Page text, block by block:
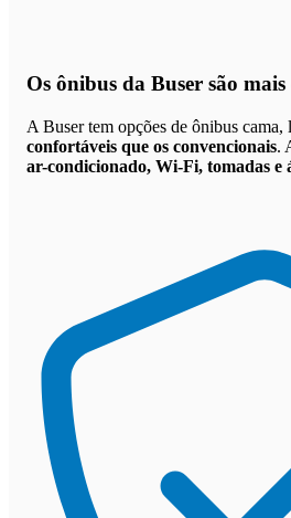
Os ônibus da Buser são
A Buser tem opções de ônibus
confortáveis que os convencionais.
ar-condicionado, Wi-Fi, tomadas e